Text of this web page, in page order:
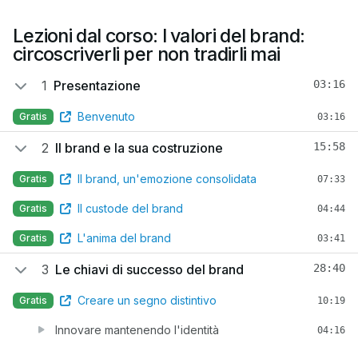
Lezioni dal corso: I valori del brand:
circoscriverli per non tradirli mai
1 Presentazione 03:16
Gratis Benvenuto 03:16
2 Il brand e la sua costruzione 15:58
Gratis Il brand, un'emozione consolidata 07:33
Gratis Il custode del brand 04:44
Gratis L'anima del brand 03:41
3 Le chiavi di successo del brand 28:40
Gratis Creare un segno distintivo 10:19
Innovare mantenendo l'identità 04:16